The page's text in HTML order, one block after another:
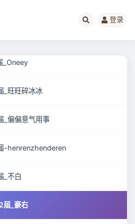
登录
_Oneey
_旺旺碎冰冰
_偏偏意气用事
-henrenzhenderen
_不白
届_豪右